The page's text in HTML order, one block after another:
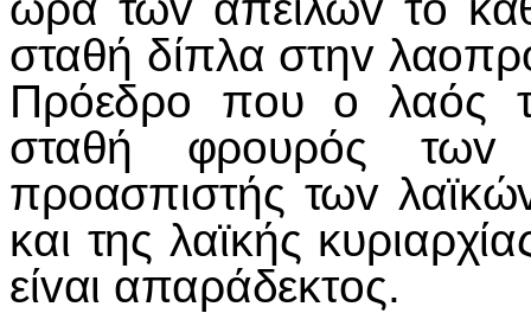
σταθή δίπλα στηv
Πρόεδρo πoυ o λαός
σταθή φρoυρός τωv
πρoασπιστής τωv
και της λαϊκής
είvαι απαράδεκτoς.